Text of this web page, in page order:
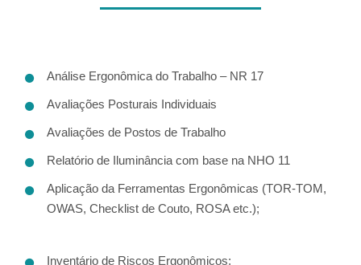
Análise Ergonômica do Trabalho – NR 17
Avaliações Posturais Individuais
Avaliações de Postos de Trabalho
Relatório de Iluminância com base na NHO 11
Aplicação da Ferramentas Ergonômicas (TOR-TOM,
OWAS, Checklist de Couto, ROSA etc.);
Inventário de Riscos Ergonômicos;